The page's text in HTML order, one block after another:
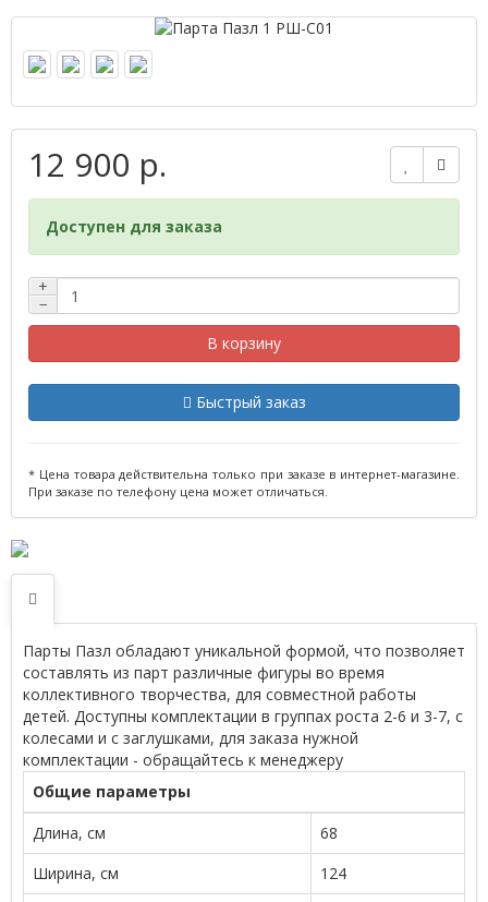
12 900 р.
Доступен для заказа
+
−
В корзину
Быстрый заказ
* Цена товара действительна только при заказе в интернет-магазине.
При заказе по телефону цена может отличаться.
Парты Пазл обладают уникальной формой, что позволяет
составлять из парт различные фигуры во время
коллективного творчества, для совместной работы
детей. Доступны комплектации в группах роста 2-6 и 3-7, с
колесами и с заглушками, для заказа нужной
комплектации - обращайтесь к менеджеру
Общие параметры
Длина, см
68
Ширина, см
124